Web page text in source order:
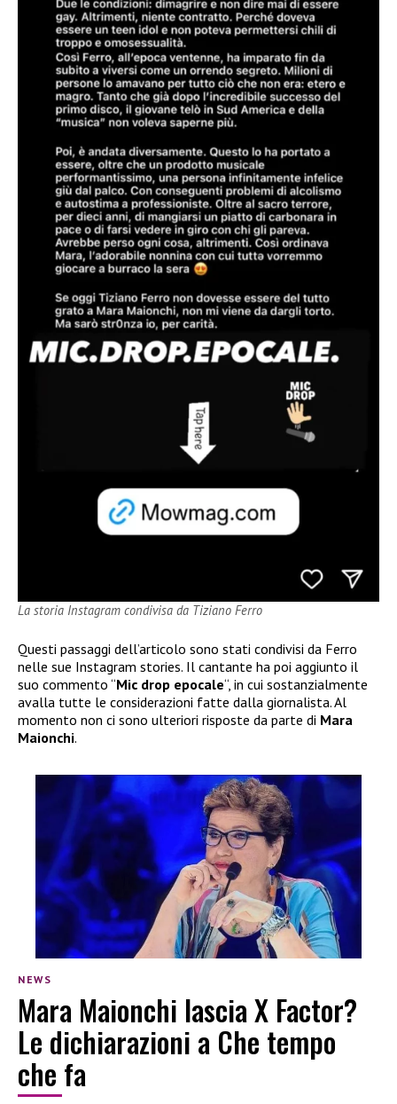
La storia Instagram condivisa da Tiziano Ferro
Questi passaggi dell’articolo sono stati condivisi da Ferro
nelle sue Instagram stories. Il cantante ha poi aggiunto il
suo commento “Mic drop epocale“, in cui sostanzialmente
avalla tutte le considerazioni fatte dalla giornalista. Al
momento non ci sono ulteriori risposte da parte di Mara
Maionchi.
NEWS
Mara Maionchi lascia X Factor?
Le dichiarazioni a Che tempo
che fa